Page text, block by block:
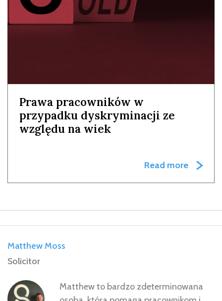
Prawa pracowników w
przypadku dyskryminacji ze
względu na wiek
Read more
Matthew Moss
Solicitor
Matthew to bardzo zdeterminowana